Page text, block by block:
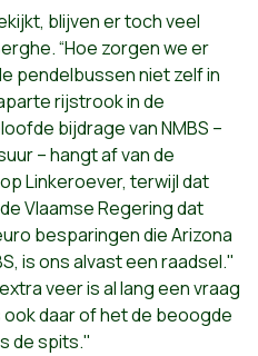
blijven er toch veel
“Hoe zorgen we er
pendelbussen niet zelf in
rijstrook in de
bijdrage van NMBS –
– hangt af van de
Linkeroever, terwijl dat
Vlaamse Regering dat
besparingen die Arizona
is ons alvast een raadsel."
veer is al lang een vraag
ook daar of het de beoogde
de spits."